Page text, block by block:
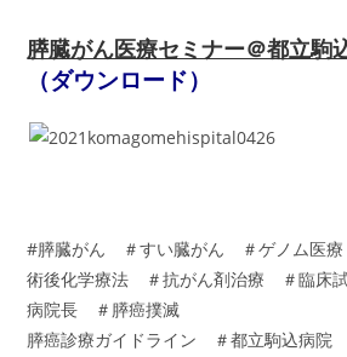
膵臓がん医療セミナー＠都立
（ダウンロード）
#膵臓がん ＃すい臓がん ＃ゲノム医
術後化学療法 ＃抗がん剤治療 ＃臨
病院長 ＃膵癌撲滅
膵癌診療ガイドライン ＃都立駒込病院